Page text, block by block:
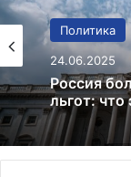
Политика
24.06.2025
Россия
льгот: что
Финансы
02.01.2025
Bitcoin